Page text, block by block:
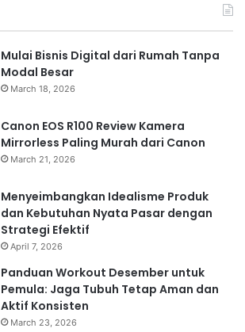
Mulai Bisnis Digital dari Rumah Tanpa
Modal Besar
March 18, 2026
Canon EOS R100 Review Kamera
Mirrorless Paling Murah dari Canon
March 21, 2026
Menyeimbangkan Idealisme Produk
dan Kebutuhan Nyata Pasar dengan
Strategi Efektif
April 7, 2026
Panduan Workout Desember untuk
Pemula: Jaga Tubuh Tetap Aman dan
Aktif Konsisten
March 23, 2026